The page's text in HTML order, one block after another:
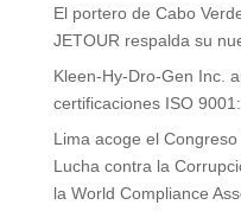
El portero de Cabo
JETOUR respalda su
Kleen-Hy-Dro-Gen Inc.
certificaciones ISO
Lima acoge el
Lucha contra la
la World Compliance